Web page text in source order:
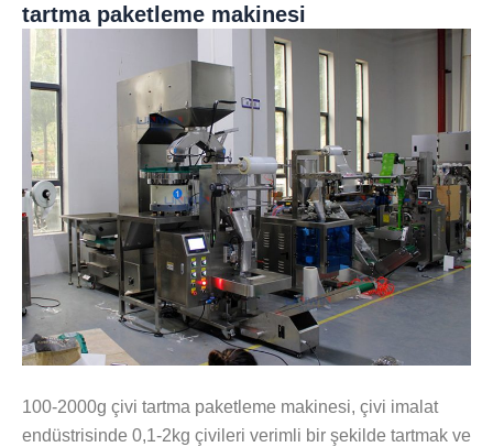
tartma paketleme makinesi
100-2000g çivi tartma paketleme makinesi, çivi imalat
endüstrisinde 0,1-2kg çivileri verimli bir şekilde tartmak ve